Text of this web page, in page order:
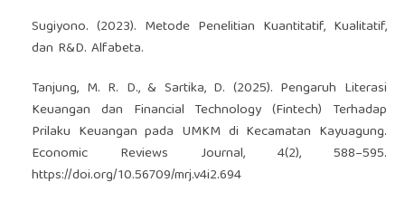
Sugiyono. (2023). Metode Penelitian Kuantitatif, Kualitatif,
dan R&D. Alfabeta.
Tanjung, M. R. D., & Sartika, D. (2025). Pengaruh Literasi
Keuangan dan Financial Technology (Fintech) Terhadap
Prilaku Keuangan pada UMKM di Kecamatan Kayuagung.
Economic Reviews Journal, 4(2), 588–595.
https://doi.org/10.56709/mrj.v4i2.694